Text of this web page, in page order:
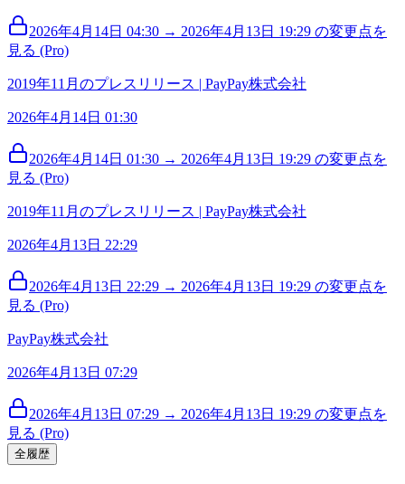
2026年4月14日 04:30 → 2026年4月13日 19:29 の変更点を
見る (Pro)
2019年11月のプレスリリース | PayPay株式会社
2026年4月14日 01:30
2026年4月14日 01:30 → 2026年4月13日 19:29 の変更点を
見る (Pro)
2019年11月のプレスリリース | PayPay株式会社
2026年4月13日 22:29
2026年4月13日 22:29 → 2026年4月13日 19:29 の変更点を
見る (Pro)
PayPay株式会社
2026年4月13日 07:29
2026年4月13日 07:29 → 2026年4月13日 19:29 の変更点を
見る (Pro)
全履歴